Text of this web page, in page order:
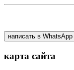
написать в WhatsApp
карта сайта